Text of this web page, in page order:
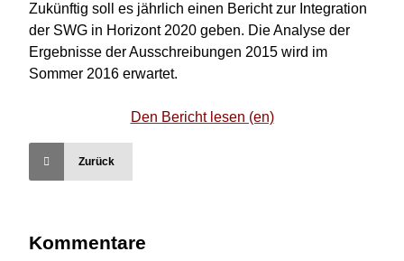
Zukünftig soll es jährlich einen Bericht zur Integration
der SWG in Horizont 2020 geben. Die Analyse der
Ergebnisse der Ausschreibungen 2015 wird im
Sommer 2016 erwartet.
Den Bericht lesen (en)
Zurück
Kommentare